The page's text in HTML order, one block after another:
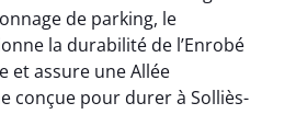
de parking, le
la durabilité de l’Enrobé
et assure une Allée
conçue pour durer à Solliès-